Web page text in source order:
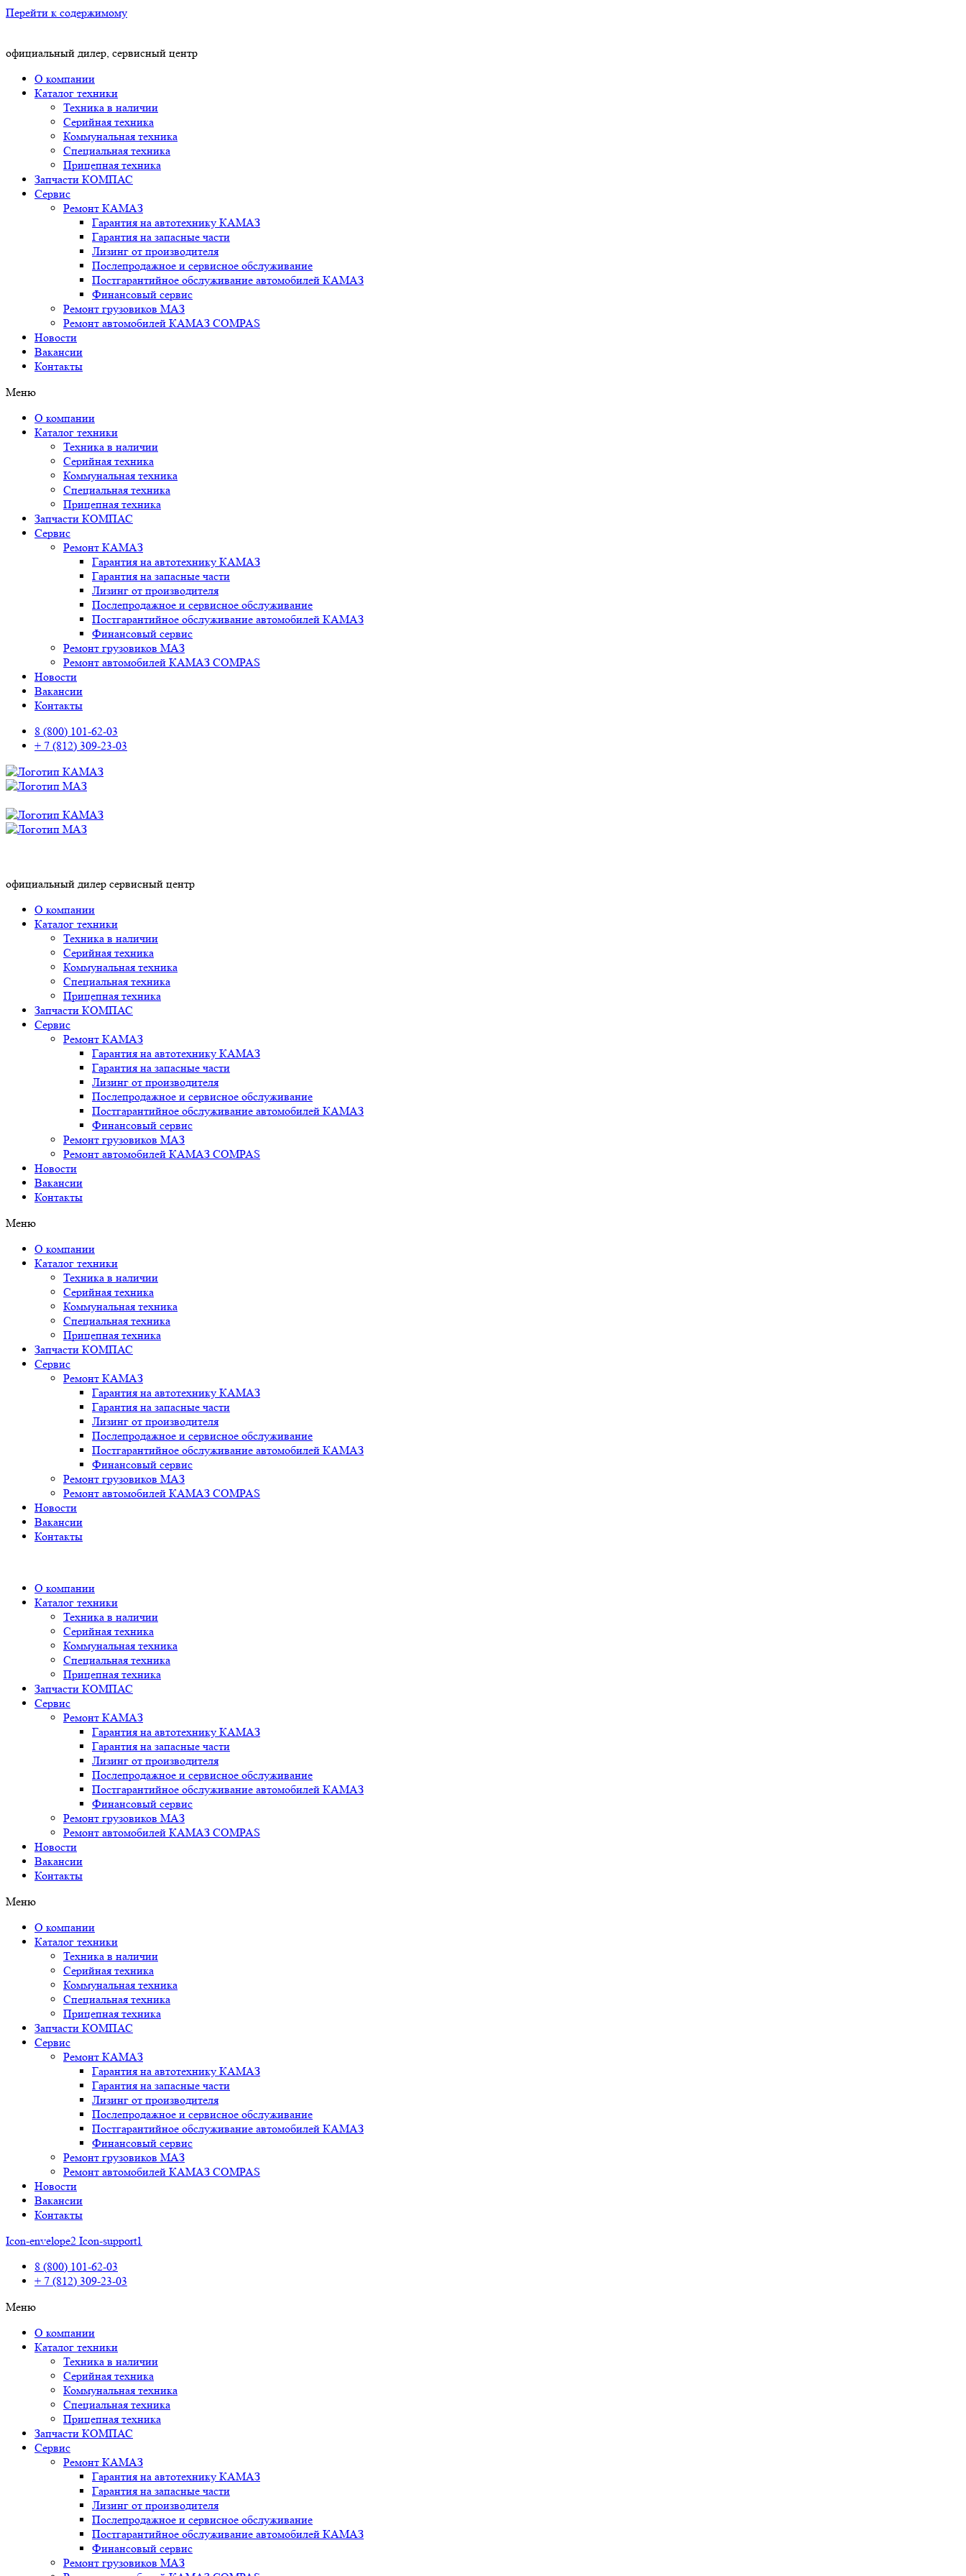
Перейти к содержимому
официальный дилер, сервисный центр
О компании
Каталог техники
Техника в наличии
Серийная техника
Коммунальная техника
Специальная техника
Прицепная техника
Запчасти КОМПАС
Сервис
Ремонт КАМАЗ
Гарантия на автотехнику КАМАЗ
Гарантия на запасные части
Лизинг от производителя
Послепродажное и сервисное обслуживание
Постгарантийное обслуживание автомобилей КАМАЗ
Финансовый сервис
Ремонт грузовиков МАЗ
Ремонт автомобилей КАМАЗ COMPAS
Новости
Вакансии
Контакты
Меню
О компании
Каталог техники
Техника в наличии
Серийная техника
Коммунальная техника
Специальная техника
Прицепная техника
Запчасти КОМПАС
Сервис
Ремонт КАМАЗ
Гарантия на автотехнику КАМАЗ
Гарантия на запасные части
Лизинг от производителя
Послепродажное и сервисное обслуживание
Постгарантийное обслуживание автомобилей КАМАЗ
Финансовый сервис
Ремонт грузовиков МАЗ
Ремонт автомобилей КАМАЗ COMPAS
Новости
Вакансии
Контакты
8 (800) 101-62-03
+ 7 (812) 309-23-03
официальный дилер сервисный центр
О компании
Каталог техники
Техника в наличии
Серийная техника
Коммунальная техника
Специальная техника
Прицепная техника
Запчасти КОМПАС
Сервис
Ремонт КАМАЗ
Гарантия на автотехнику КАМАЗ
Гарантия на запасные части
Лизинг от производителя
Послепродажное и сервисное обслуживание
Постгарантийное обслуживание автомобилей КАМАЗ
Финансовый сервис
Ремонт грузовиков МАЗ
Ремонт автомобилей КАМАЗ COMPAS
Новости
Вакансии
Контакты
Меню
О компании
Каталог техники
Техника в наличии
Серийная техника
Коммунальная техника
Специальная техника
Прицепная техника
Запчасти КОМПАС
Сервис
Ремонт КАМАЗ
Гарантия на автотехнику КАМАЗ
Гарантия на запасные части
Лизинг от производителя
Послепродажное и сервисное обслуживание
Постгарантийное обслуживание автомобилей КАМАЗ
Финансовый сервис
Ремонт грузовиков МАЗ
Ремонт автомобилей КАМАЗ COMPAS
Новости
Вакансии
Контакты
О компании
Каталог техники
Техника в наличии
Серийная техника
Коммунальная техника
Специальная техника
Прицепная техника
Запчасти КОМПАС
Сервис
Ремонт КАМАЗ
Гарантия на автотехнику КАМАЗ
Гарантия на запасные части
Лизинг от производителя
Послепродажное и сервисное обслуживание
Постгарантийное обслуживание автомобилей КАМАЗ
Финансовый сервис
Ремонт грузовиков МАЗ
Ремонт автомобилей КАМАЗ COMPAS
Новости
Вакансии
Контакты
Меню
О компании
Каталог техники
Техника в наличии
Серийная техника
Коммунальная техника
Специальная техника
Прицепная техника
Запчасти КОМПАС
Сервис
Ремонт КАМАЗ
Гарантия на автотехнику КАМАЗ
Гарантия на запасные части
Лизинг от производителя
Послепродажное и сервисное обслуживание
Постгарантийное обслуживание автомобилей КАМАЗ
Финансовый сервис
Ремонт грузовиков МАЗ
Ремонт автомобилей КАМАЗ COMPAS
Новости
Вакансии
Контакты
Icon-envelope2 Icon-support1
8 (800) 101-62-03
+ 7 (812) 309-23-03
Меню
О компании
Каталог техники
Техника в наличии
Серийная техника
Коммунальная техника
Специальная техника
Прицепная техника
Запчасти КОМПАС
Сервис
Ремонт КАМАЗ
Гарантия на автотехнику КАМАЗ
Гарантия на запасные части
Лизинг от производителя
Послепродажное и сервисное обслуживание
Постгарантийное обслуживание автомобилей КАМАЗ
Финансовый сервис
Ремонт грузовиков МАЗ